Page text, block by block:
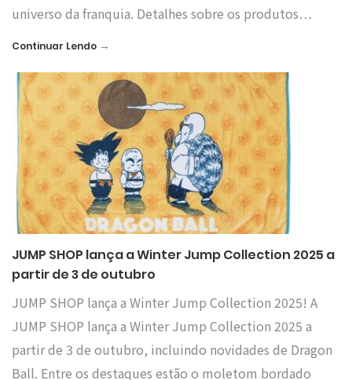
universo da franquia. Detalhes sobre os produtos…
Continuar Lendo →
JUMP SHOP lança a Winter Jump Collection 2025 a
partir de 3 de outubro
JUMP SHOP lança a Winter Jump Collection 2025! A
JUMP SHOP lança a Winter Jump Collection 2025 a
partir de 3 de outubro, incluindo novidades de Dragon
Ball. Entre os destaques estão o moletom bordado